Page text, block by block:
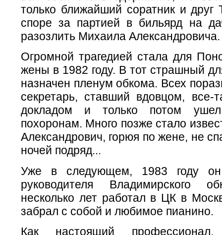
только ближайший соратник и
споре за партией в бильярд на
разозлить Михаила Александровича.
Огромной трагедией стала для
жены в 1982 году. В тот страшный
назначен пленум обкома. Всех
секретарь, ставший вдовцом, все-
докладом и только потом ушел
похоронам. Много позже стало
Александрович, горюя по жене, не
ночей подряд...
Уже в следующем, 1983 году он
руководителя
несколько лет работал в ЦК в
забрал с собой и любимое пианино.
Как настоящий